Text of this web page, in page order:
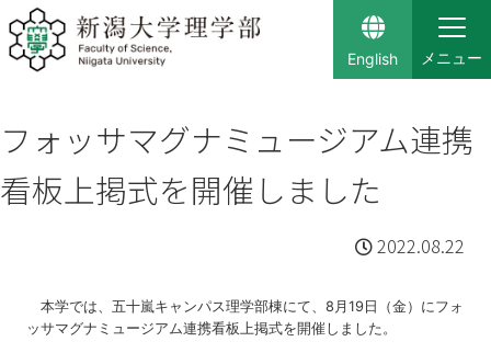
English
フォッサマグナミュージアム連携
看板上掲式を開催しました
2022.08.22
本学では、五十嵐キャンパス理学部棟にて、8月19日（金）にフォ
ッサマグナミュージアム連携看板上掲式を開催しました。